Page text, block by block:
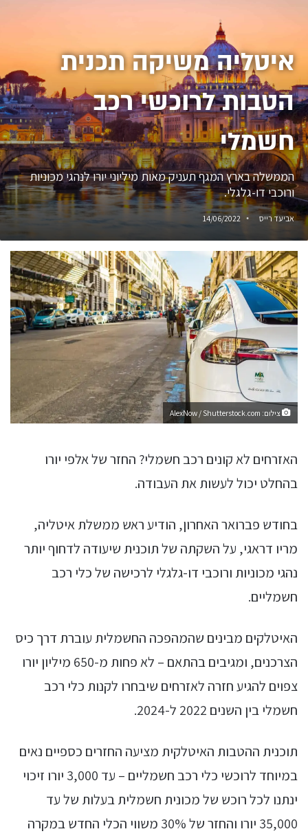
איטליה משיקה תכנית
הטבות לרוכשי רכב
חשמלי
הממשלה בארץ המגף תעניק מאות מיליוני יורו לנהגי מכוניות
ורוכבי דו-גלגלי.
אביעד רייס 14/06/2022
צילום: AlexNow / Shutterstock.com
האזרחים לא קונים רכב חשמלי? החזר של אלפי יורו
בהחלט יכול לעשות את העבודה.
בחודש פברואר האחרון, הודיע ראש ממשלת איטליה,
מריו דראגי, על השקתה של תוכנית שיעודה לדחוף יותר
נהגי מכוניות ורוכבי דו-גלגלי לרכישה של כלי רכב
חשמליים.
האיטלקים מבינים שהמהפכה החשמלית עוברת דרך כיס
הצרכנים, ומגיבים בהתאם – לא פחות מ-650 מיליון יורו
צפוים להגיע חזרה לאזרחים שיבחרו לקנות כלי רכב
חשמלי בין השנים 2022 ל-2024.
תוכנית ההטבות האיטלקית מציעה החזרים כספיים נאים
במיוחד לרוכשי כלי רכב חשמליים – עד 3,000 יורו זיכוי
ינתנו לכל רוכש של מכונית חשמלית בעלות של עד
35,000 יורו והחזר של 30% משווי הכלי החדש במקרה